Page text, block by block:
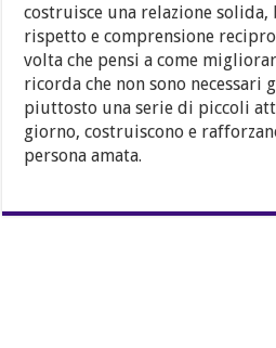
costruisce una relazione solida,
rispetto e comprensione
volta che pensi a come
ricorda che non sono necessari
piuttosto una serie di piccoli
giorno, costruiscono e
persona amata.